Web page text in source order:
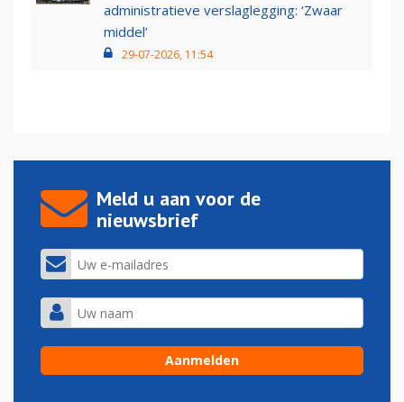
administratieve verslaglegging: ‘Zwaar
middel’
29-07-2026, 11:54
Meld u aan voor de
nieuwsbrief